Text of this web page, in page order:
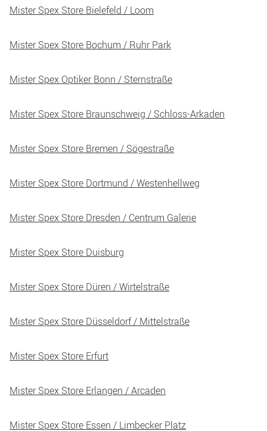
Mister Spex Store Bielefeld / Loom
Mister Spex Store Bochum / Ruhr Park
Mister Spex Optiker Bonn / Sternstraße
Mister Spex Store Braunschweig / Schloss-Arkaden
Mister Spex Store Bremen / Sögestraße
Mister Spex Store Dortmund / Westenhellweg
Mister Spex Store Dresden / Centrum Galerie
Mister Spex Store Duisburg
Mister Spex Store Düren / Wirtelstraße
Mister Spex Store Düsseldorf / Mittelstraße
Mister Spex Store Erfurt
Mister Spex Store Erlangen / Arcaden
Mister Spex Store Essen / Limbecker Platz